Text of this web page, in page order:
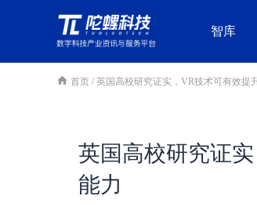
智库
首页 / 英国高校研究证实，VR技术可有效提
英国高校研究证
能力